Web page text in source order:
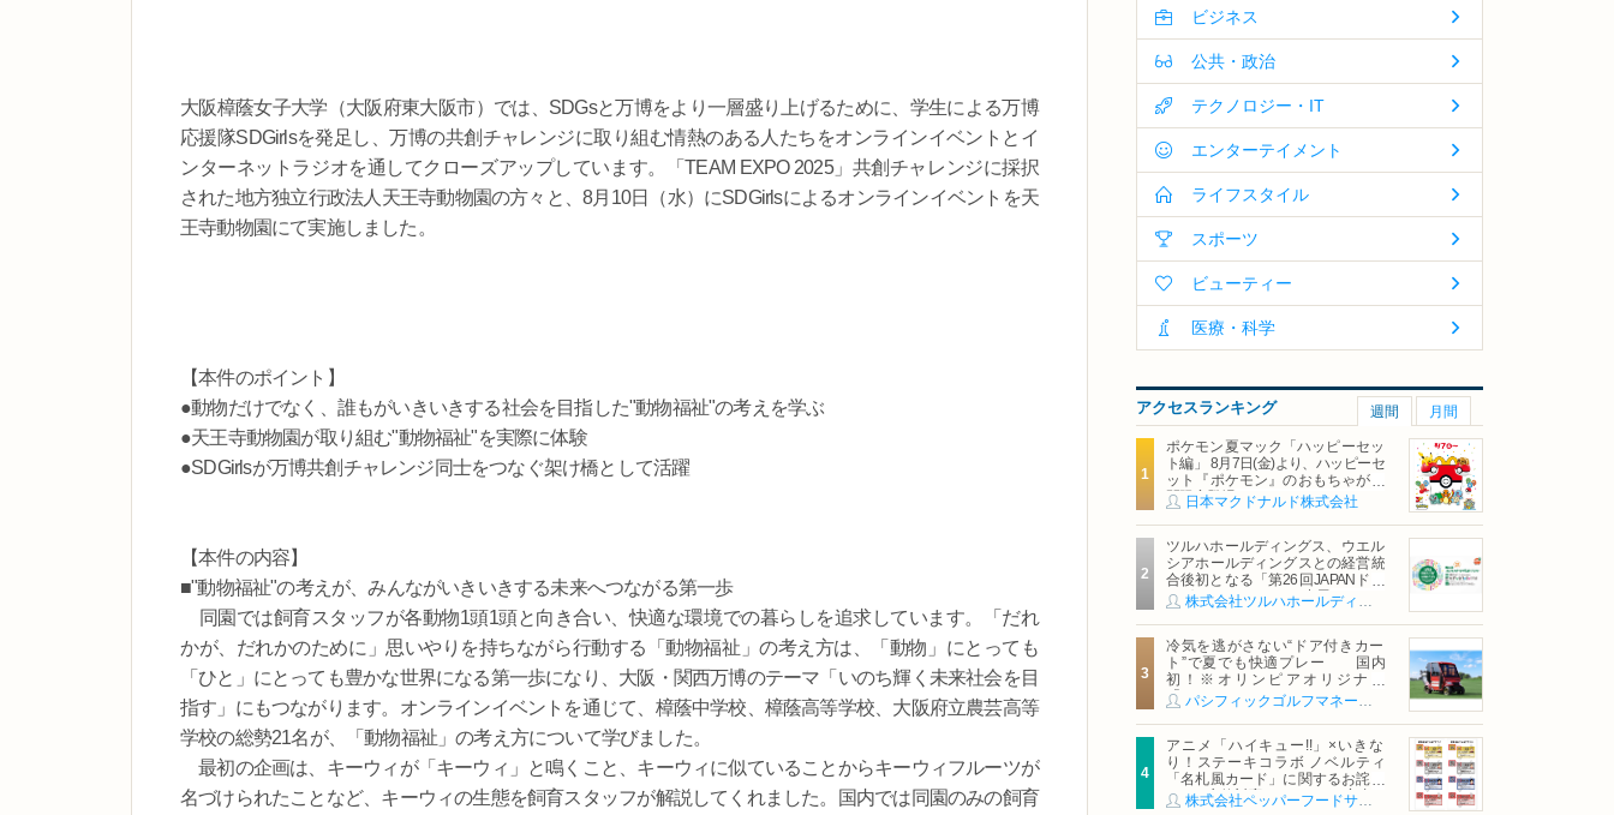
大阪樟蔭女子大学（大阪府東大阪市）では、SDGsと万博をより一層盛り上げるために、学生による万博
応援隊SDGirlsを発足し、万博の共創チャレンジに取り組む情熱のある人たちをオンラインイベントとイ
ンターネットラジオを通してクローズアップしています。「TEAM EXPO 2025」共創チャレンジに採択
された地方独立行政法人天王寺動物園の方々と、8月10日（水）にSDGirlsによるオンラインイベントを天
王寺動物園にて実施しました。
【本件のポイント】
●動物だけでなく、誰もがいきいきする社会を目指した"動物福祉"の考えを学ぶ
●天王寺動物園が取り組む"動物福祉"を実際に体験
●SDGirlsが万博共創チャレンジ同士をつなぐ架け橋として活躍
【本件の内容】
■"動物福祉"の考えが、みんながいきいきする未来へつながる第一歩
同園では飼育スタッフが各動物1頭1頭と向き合い、快適な環境での暮らしを追求しています。「だれ
かが、だれかのために」思いやりを持ちながら行動する「動物福祉」の考え方は、「動物」にとっても
「ひと」にとっても豊かな世界になる第一歩になり、大阪・関西万博のテーマ「いのち輝く未来社会を目
指す」にもつながります。オンラインイベントを通じて、樟蔭中学校、樟蔭高等学校、大阪府立農芸高等
学校の総勢21名が、「動物福祉」の考え方について学びました。
最初の企画は、キーウィが「キーウィ」と鳴くこと、キーウィに似ていることからキーウィフルーツが
名づけられたことなど、キーウィの生態を飼育スタッフが解説してくれました。国内では同園のみの飼育
ビジネス
公共・政治
テクノロジー・IT
エンターテイメント
ライフスタイル
スポーツ
ビューティー
医療・科学
アクセスランキング 週間 月間
ポケモン夏マック「ハッピーセッ
ト編」 8月7日(金)より、ハッピーセ
ット『ポケモン』のおもちゃが期
間限定登場
日本マクドナルド株式会社
ツルハホールディングス、ウエル
シアホールディングスとの経営統
合後初となる「第26回JAPANドラ
ッグストアショー」に出展
冷気を逃がさない“ドア付きカー
ト”で夏でも快適プレー 国内
初！※オリンピアオリジナル
「AirCon Cart（エアコンカー
ト）」導入 | ＰＧＭ
アニメ「ハイキュー!!」×いきな
り！ステーキコラボ ノベルティ
「名札風カード」に関するお詫び
および交換対応についてのご案内